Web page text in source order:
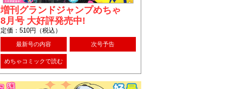
増刊グランドジャンプめちゃ
8月号 大好評発売中!
定価：510円（税込）
最新号の内容 次号予告
めちゃコミックで読む